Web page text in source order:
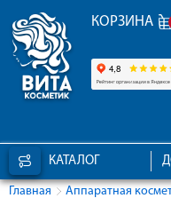
КОРЗИНА
КАТАЛОГ
Главная Аппаратная